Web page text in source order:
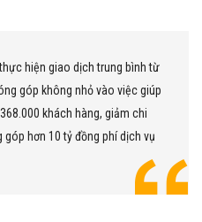
hiện giao dịch trung bình từ
góp không nhỏ vào việc giúp
khách hàng, giảm chi
hơn 10 tỷ đồng phí dịch vụ